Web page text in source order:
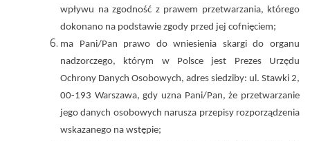
wpływu na zgodność z prawem przetwarzania, którego
dokonano na podstawie zgody przed jej cofnięciem;
ma Pani/Pan prawo do wniesienia skargi do organu
nadzorczego, którym w Polsce jest Prezes Urzędu
Ochrony Danych Osobowych, adres siedziby: ul. Stawki 2,
00-193 Warszawa, gdy uzna Pani/Pan, że przetwarzanie
jego danych osobowych narusza przepisy rozporządzenia
wskazanego na wstępie;